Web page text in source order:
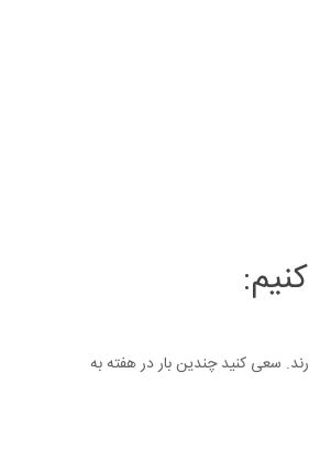
سعی کنید چندین بار در هفته به